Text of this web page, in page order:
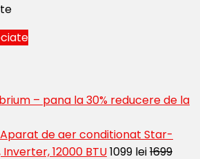
– pana la 30% reducere de la
de aer conditionat Star-
Inverter, 12000 BTU1099 lei1699